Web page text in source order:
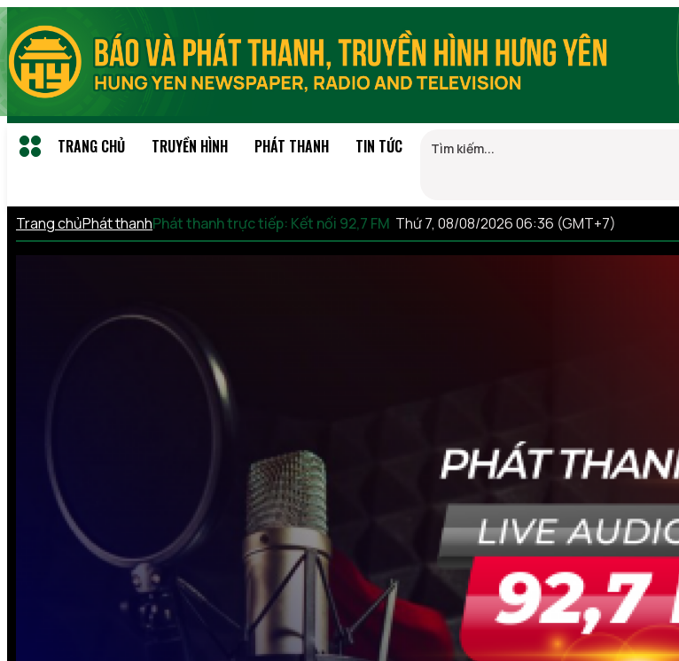
TRANG CHỦ TRUYỀN HÌNH PHÁT THANH TIN TỨC
Trang chủPhát thanhPhát thanh trực tiếp: Kết nối 92,7 FM Thứ 7, 08/08/2026 06:36 (GMT+7)